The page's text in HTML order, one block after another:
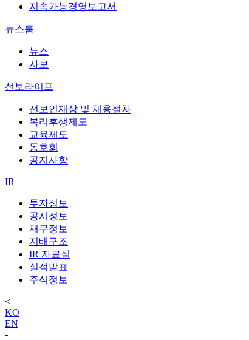
지속가능경영보고서
뉴스룸
뉴스
사보
선보라이프
선보인재상 및 채용절차
복리후생제도
교육제도
동호회
공지사항
IR
투자정보
공시정보
재무정보
지배구조
IR 자료실
실적발표
주식정보
<
KO
EN
-